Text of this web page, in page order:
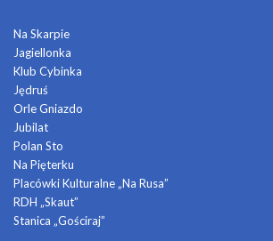
Na Skarpie
Jagiellonka
Klub Cybinka
Jędruś
Orle Gniazdo
Jubilat
Polan Sto
Na Pięterku
Placówki Kulturalne „Na Rusa”
RDH „Skaut”
Stanica „Gościraj”